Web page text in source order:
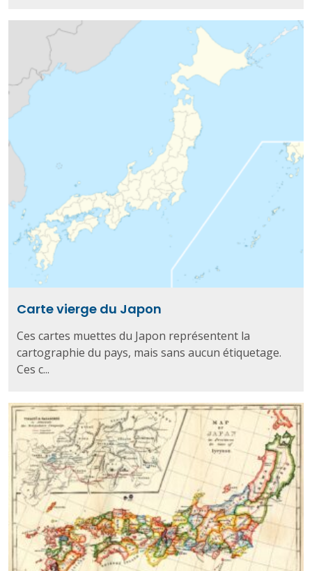
Carte vierge du Japon
Ces cartes muettes du Japon représentent la
cartographie du pays, mais sans aucun étiquetage.
Ces c...